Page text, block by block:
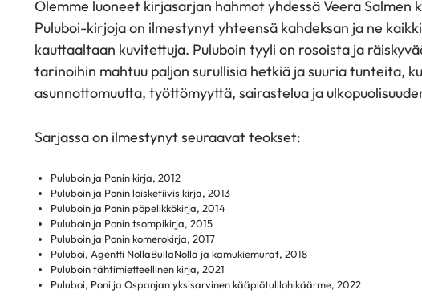
Olemme luoneet kirjasarjan hahmot yhdessä Veera Salmen
Puluboi-kirjoja on ilmestynyt yhteensä kahdeksan ja ne
kauttaaltaan kuvitettuja. Puluboin tyyli on rosoista ja
tarinoihin mahtuu paljon surullisia hetkiä ja suuria tunteita,
asunnottomuutta, työttömyyttä, sairastelua ja
Sarjassa on ilmestynyt seuraavat teokset:
Puluboin ja Ponin kirja, 2012
Puluboin ja Ponin loisketiivis kirja, 2013
Puluboin ja Ponin pöpelikkökirja, 2014
Puluboin ja Ponin tsompikirja, 2015
Puluboin ja Ponin komerokirja, 2017
Puluboi, Agentti NollaBullaNolla ja kamukiemurat, 2018
Puluboin tähtimietteellinen kirja, 2021
Puluboi, Poni ja Ospanjan yksisarvinen kääpiötulilohikäärme, 2022